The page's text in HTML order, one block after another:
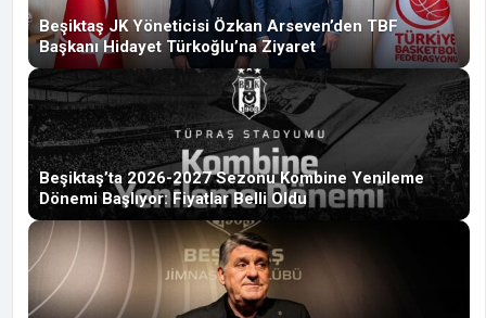
Beşiktaş JK Yöneticisi Özkan Arseven’den TBF
Başkanı Hidayet Türkoğlu’na Ziyaret
Beşiktaş’ta 2026-2027 Sezonu Kombine Yenileme
Dönemi Başlıyor: Fiyatlar Belli Oldu